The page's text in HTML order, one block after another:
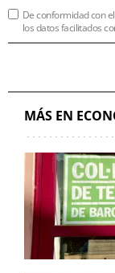
De conformidad con el
los datos facilitados
MÁS EN